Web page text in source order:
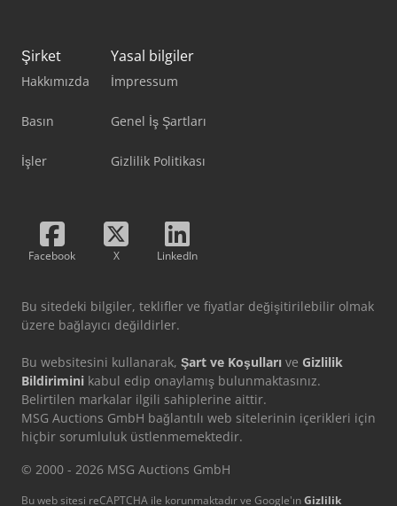
Şirket
Hakkımızda
Basın
İşler
Yasal bilgiler
İmpressum
Genel İş Şartları
Gizlilik Politikası
Facebook X LinkedIn
Bu sitedeki bilgiler, teklifler ve fiyatlar değişitirilebilir olmak
üzere bağlayıcı değildirler.
Bu websitesini kullanarak, Şart ve Koşulları ve Gizlilik
Bildirimini kabul edip onaylamış bulunmaktasınız.
Belirtilen markalar ilgili sahiplerine aittir.
MSG Auctions GmbH bağlantılı web sitelerinin içerikleri için
hiçbir sorumluluk üstlenmemektedir.
© 2000 - 2026 MSG Auctions GmbH
Bu web sitesi reCAPTCHA ile korunmaktadır ve Google'ınGizlilik